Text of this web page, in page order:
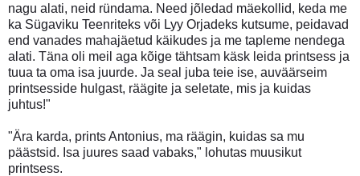
nagu alati, neid ründama. Need jõledad mäekollid, keda me
ka Sügaviku Teenriteks või Lyy Orjadeks kutsume, peidavad
end vanades mahajäetud käikudes ja me tapleme nendega
alati. Täna oli meil aga kõige tähtsam käsk leida printsess ja
tuua ta oma isa juurde. Ja seal juba teie ise, auväärseim
printsesside hulgast, räägite ja seletate, mis ja kuidas
juhtus!"
"Ära karda, prints Antonius, ma räägin, kuidas sa mu
päästsid. Isa juures saad vabaks," lohutas muusikut
printsess.